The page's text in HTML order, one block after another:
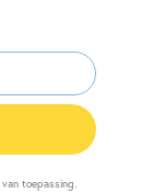
van toepassing.